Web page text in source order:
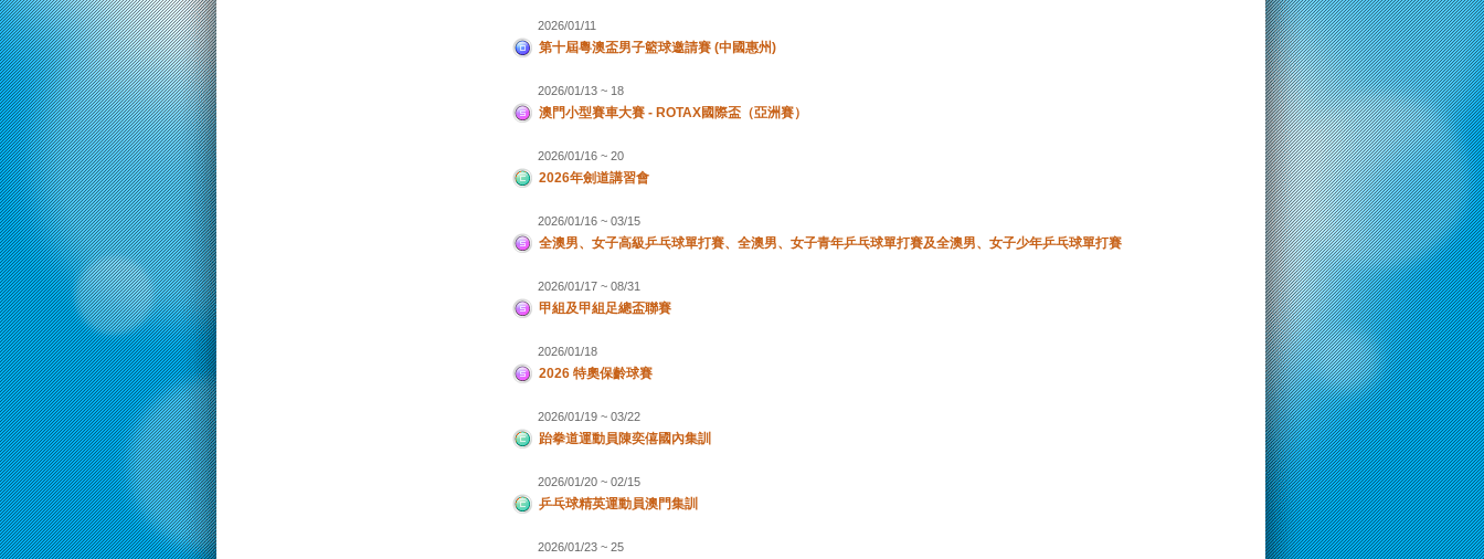
2026/01/11
第十屆粵澳盃男子籃球邀請賽 (中國惠州)
2026/01/13 ~ 18
澳門小型賽車大賽 - ROTAX國際盃（亞洲賽）
2026/01/16 ~ 20
2026年劍道講習會
2026/01/16 ~ 03/15
全澳男、女子高級乒乓球單打賽、全澳男、女子青年乒乓球單打賽及全澳男、女子少年乒乓球單打賽
2026/01/17 ~ 08/31
甲組及甲組足總盃聯賽
2026/01/18
2026 特奧保齡球賽
2026/01/19 ~ 03/22
跆拳道運動員陳奕僖國內集訓
2026/01/20 ~ 02/15
乒乓球精英運動員澳門集訓
2026/01/23 ~ 25